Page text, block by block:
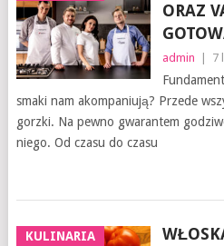
ORAZ
admin 7
smaki nam akompaniują? Przede
gorzki. Na pewno gwarantem
niego. Od czasu do czasu
KULINARIA